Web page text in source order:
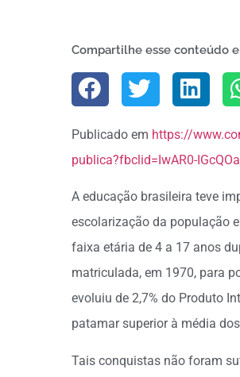
Compartilhe esse conteúdo
Publicado em https://
publica?fbclid=IwAR0-
A educação brasileira teve
escolarização da população
faixa etária de 4 a 17 anos
matriculada, em 1970, para
evoluiu de 2,7% do Produto
patamar superior à média
Tais conquistas não foram